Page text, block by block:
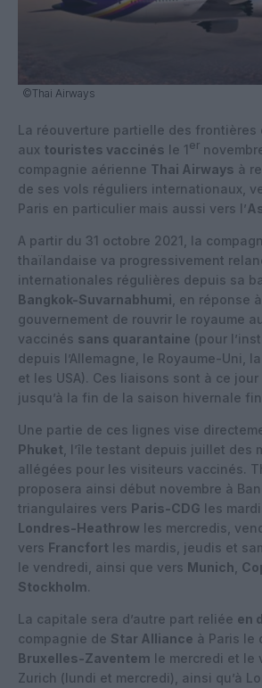
©Thai Airways
La réouverture partielle des frontières
aux touristes vaccinés le 1 er
compagnie aérienne Thai Airways à
de ses vols réguliers internationaux,
Paris en particulier mais aussi vers l’
A partir du 31 octobre 2021, la
thaïlandaise va progressivement
internationales régulières depuis sa
Bangkok-Suvarnabhumi , en réponse
gouvernement de rouvrir le royaume
vaccinés sans quarantaine (pour
depuis l’Allemagne, le Royaume-Uni,
et les USA). Ces liaisons sont à ce jour
jusqu’à la fin de la saison hivernale
Une partie de ces lignes vise
Phuket , l’île testant depuis juillet des
allégées pour les visiteurs vaccinés.
proposera ainsi début novembre à
triangulaires vers Paris-CDG les
Londres-Heathrow les mercredis,
vers Francfort les mardis, jeudis et
le vendredi, ainsi que vers Munich
Stockholm.
La capitale sera d’autre part reliée en
compagnie de Star Alliance à Paris le
Bruxelles-Zaventem le mercredi et le
Zurich (lundi et mercredi), ainsi qu’à